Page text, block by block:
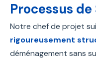
Processus
Notre chef de projet
rigoureusement
déménagement sans